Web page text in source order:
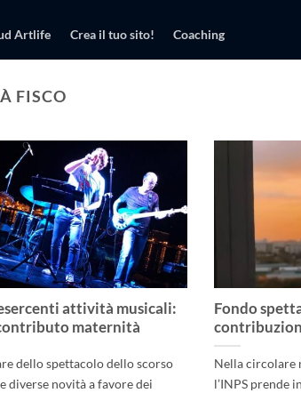
Artlife Crea il tuo sito! Coaching
FISCO
attività musicali:
maternità
dello spettacolo dello scorso
diverse novità a favore dei
Fondo
Nella circolare
l’INPS prende